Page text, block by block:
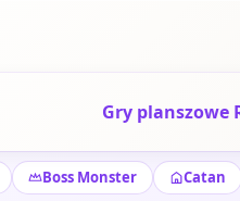
Gry planszowe
Boss Monster Catan